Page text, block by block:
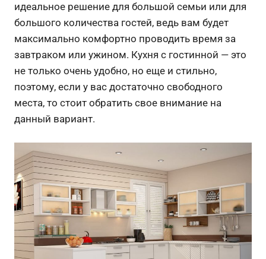
идеальное решение для большой семьи или для
большого количества гостей, ведь вам будет
максимально комфортно проводить время за
завтраком или ужином. Кухня с гостинной — это
не только очень удобно, но еще и стильно,
поэтому, если у вас достаточно свободного
места, то стоит обратить свое внимание на
данный вариант.